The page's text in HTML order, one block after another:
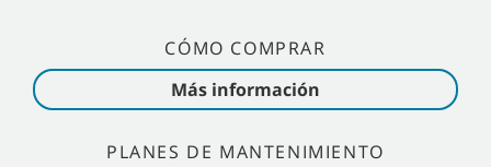
CÓMO COMPRAR
Más información
PLANES DE MANTENIMIENTO